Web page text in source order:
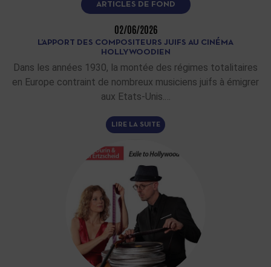
ARTICLES DE FOND
02/06/2026
L’APPORT DES COMPOSITEURS JUIFS AU CINÉMA
HOLLYWOODIEN
Dans les années 1930, la montée des régimes totalitaires
en Europe contraint de nombreux musiciens juifs à émigrer
aux Etats-Unis.…
LIRE LA SUITE